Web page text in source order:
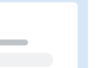
where
array of games
and often
This
the